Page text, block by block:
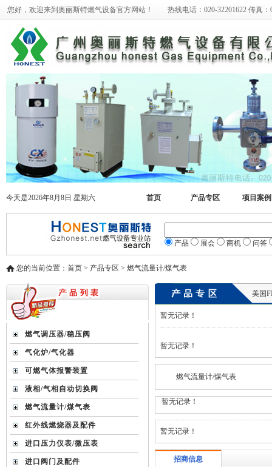
您好，欢迎来到奥丽斯特燃气设备官方网站！ 热线电话：020-32201622 传真：
今天是2026年8月8日 星期六 首页 产品专区 项目案例
产品 展会 商机 问答
您的当前位置：首页 > 产品专区 > 燃气流量计/煤气表
燃气调压器/稳压阀
气化炉/气化器
可燃气体报警装置
液相/气相自动切换阀
燃气流量计/煤气表
红外线燃烧器及配件
进口压力仪表/微压表
进口阀门及配件
美国
暂无记录！
暂无记录！
燃气流量计/煤气表
暂无记录！
暂无记录！
招商信息